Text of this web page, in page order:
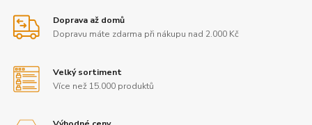
Doprava až domů
Dopravu máte zdarma při nákupu nad 2.000 Kč
Velký sortiment
Více než 15.000 produktů